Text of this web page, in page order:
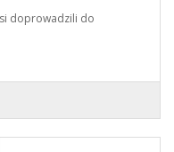
doprowadzili do